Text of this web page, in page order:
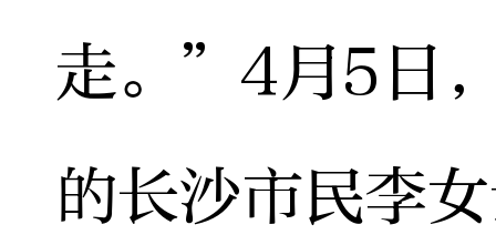
走。”4月5日
的长沙市民李